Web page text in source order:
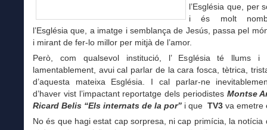
l’Església que, per
i és molt
l’Església que, a imatge i semblança de Jesús, passa pel
i mirant de fer-lo millor per mitjà de l’amor.
Però, com qualsevol institució, l’ Església té llums i
lamentablement, avui cal parlar de la cara fosca, tètrica,
d’aquesta mateixa Església. I cal parlar-ne
d’haver vist l’impactant reportatge dels periodistes Montse
Ricard Belis “Els internats de la por” i que TV3 va emetre
No és que hagi estat cap sorpresa, ni cap primícia, la notícia